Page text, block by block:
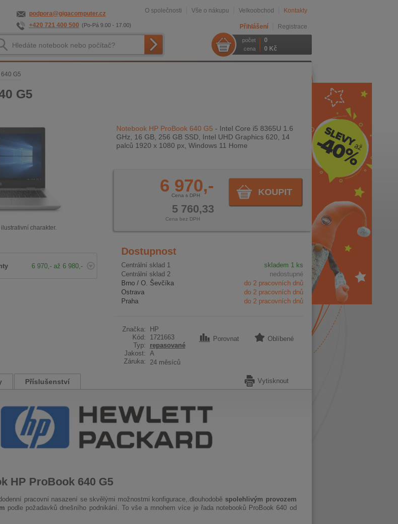
podpora@gigacomputer.cz
+420 721 400 500 (Po-Pá 9.00 - 17.00)
O společnosti Vše o nákupu Velkoobchod Kontakty
Přihlášení Registrace
počet 0
cena 0 Kč
G5
G5
Notebook HP ProBook 640 G5 - Intel Core i5 8365U 1.6
GHz, 16 GB, 256 GB SSD, Intel UHD Graphics 620, 14
palců 1920 x 1080 px, Windows 11 Home
KOUPIT
6 970,-
Cena s DPH
5 760,33
Cena bez DPH
Dostupnost
Centrální sklad 1
skladem 1 ks
Centrální sklad 2
nedostupné
Brno / O. Ševčíka
do 2 pracovních dnů
Ostrava
do 2 pracovních dnů
Praha
do 2 pracovních dnů
Značka:
HP
Kód:
1721663
Typ:
repasované
Jakost: A
Záruka:
24 měsíců
Porovnat Oblíbené
charakter.
6 970,- až 6 980,-
Příslušenství Vytisknout
HP ProBook 640 G5
pracovní nasazení se skvělými možnostmi konfigurace,.dlouhodobě spolehlivým provozem
podle požadavků dnešního podnikání. To vše a mnohem více je řada notebooků ProBook 640 od